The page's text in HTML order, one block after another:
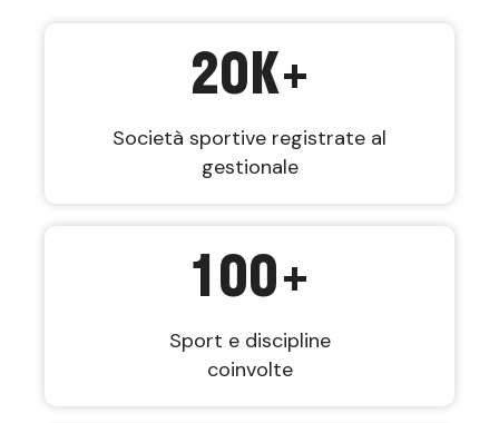
20K+
Società sportive registrate al
gestionale
100+
Sport e discipline
coinvolte